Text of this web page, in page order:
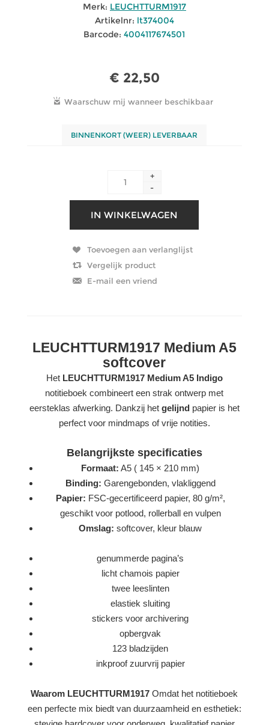
Merk: LEUCHTTURM1917
Artikelnr: lt374004
Barcode: 4004117674501
€ 22,50
BINNENKORT (WEER) LEVERBAAR
+
-
LEUCHTTURM1917 Medium A5
softcover
Het LEUCHTTURM1917 Medium A5 Indigo
notitieboek combineert een strak ontwerp met
eersteklas afwerking. Dankzij het gelijndpapier is het
perfect voor mindmaps of vrije notities.
Belangrijkste specificaties
Formaat: A5 ( 145 × 210 mm)
Binding: Garengebonden, vlakliggend
Papier: FSC-gecertificeerd papier, 80 g/m²,
geschikt voor potlood, rollerball en vulpen
Omslag: softcover, kleur blauw
genummerde pagina’s
licht chamois papier
twee leeslinten
elastiek sluiting
stickers voor archivering
opbergvak
123 bladzijden
inkproof zuurvrij papier
Waarom LEUCHTTURM1917 Omdat het notitieboek
een perfecte mix biedt van duurzaamheid en esthetiek: